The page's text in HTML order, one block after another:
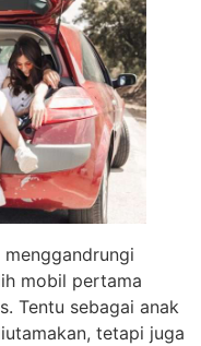
mobil pertama
Tentu sebagai anak
tetapi juga